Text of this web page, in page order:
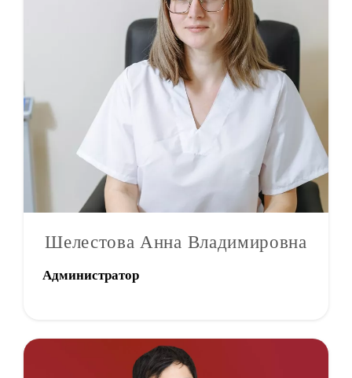
Шелестова Анна Владимировна
Администратор